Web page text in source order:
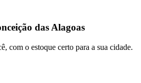
das Alagoas
com o estoque certo para a sua cidade.